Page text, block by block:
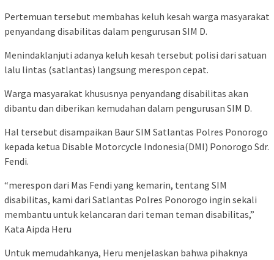
Pertemuan tersebut membahas keluh kesah warga masyarakat
penyandang disabilitas dalam pengurusan SIM D.
Menindaklanjuti adanya keluh kesah tersebut polisi dari satuan
lalu lintas (satlantas) langsung merespon cepat.
Warga masyarakat khususnya penyandang disabilitas akan
dibantu dan diberikan kemudahan dalam pengurusan SIM D.
Hal tersebut disampaikan Baur SIM Satlantas Polres Ponorogo
kepada ketua Disable Motorcycle Indonesia(DMI) Ponorogo Sdr.
Fendi.
“merespon dari Mas Fendi yang kemarin, tentang SIM
disabilitas, kami dari Satlantas Polres Ponorogo ingin sekali
membantu untuk kelancaran dari teman teman disabilitas,”
Kata Aipda Heru
Untuk memudahkanya, Heru menjelaskan bahwa pihaknya